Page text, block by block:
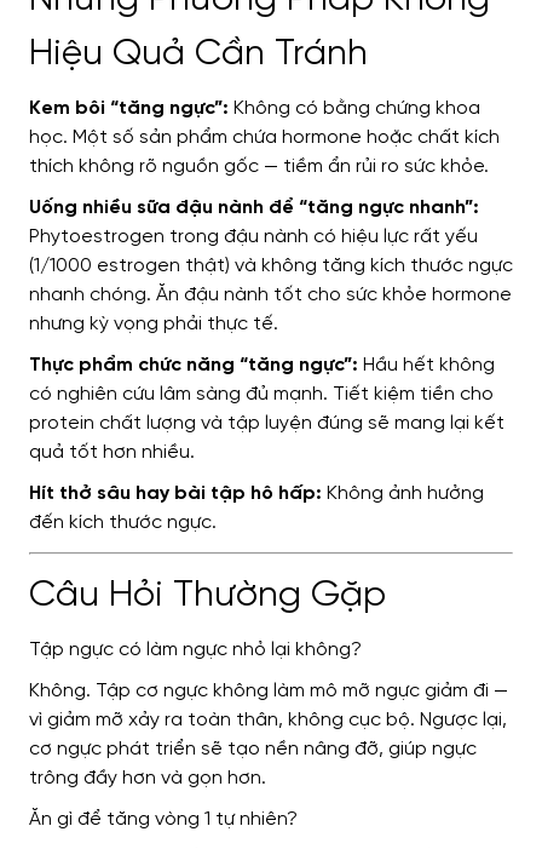
Hiệu Quả Cần Tránh
Kem bôi “tăng ngực”: Không có bằng chứng khoa
học. Một số sản phẩm chứa hormone hoặc chất kích
thích không rõ nguồn gốc — tiềm ẩn rủi ro sức khỏe.
Uống nhiều sữa đậu nành để “tăng ngực nhanh”:
Phytoestrogen trong đậu nành có hiệu lực rất yếu
(1/1000 estrogen thật) và không tăng kích thước ngực
nhanh chóng. Ăn đậu nành tốt cho sức khỏe hormone
nhưng kỳ vọng phải thực tế.
Thực phẩm chức năng “tăng ngực”: Hầu hết không
có nghiên cứu lâm sàng đủ mạnh. Tiết kiệm tiền cho
protein chất lượng và tập luyện đúng sẽ mang lại kết
quả tốt hơn nhiều.
Hít thở sâu hay bài tập hô hấp: Không ảnh hưởng
đến kích thước ngực.
Câu Hỏi Thường Gặp
Tập ngực có làm ngực nhỏ lại không?
Không. Tập cơ ngực không làm mô mỡ ngực giảm đi —
vì giảm mỡ xảy ra toàn thân, không cục bộ. Ngược lại,
cơ ngực phát triển sẽ tạo nền nâng đỡ, giúp ngực
trông đầy hơn và gọn hơn.
Ăn gì để tăng vòng 1 tự nhiên?